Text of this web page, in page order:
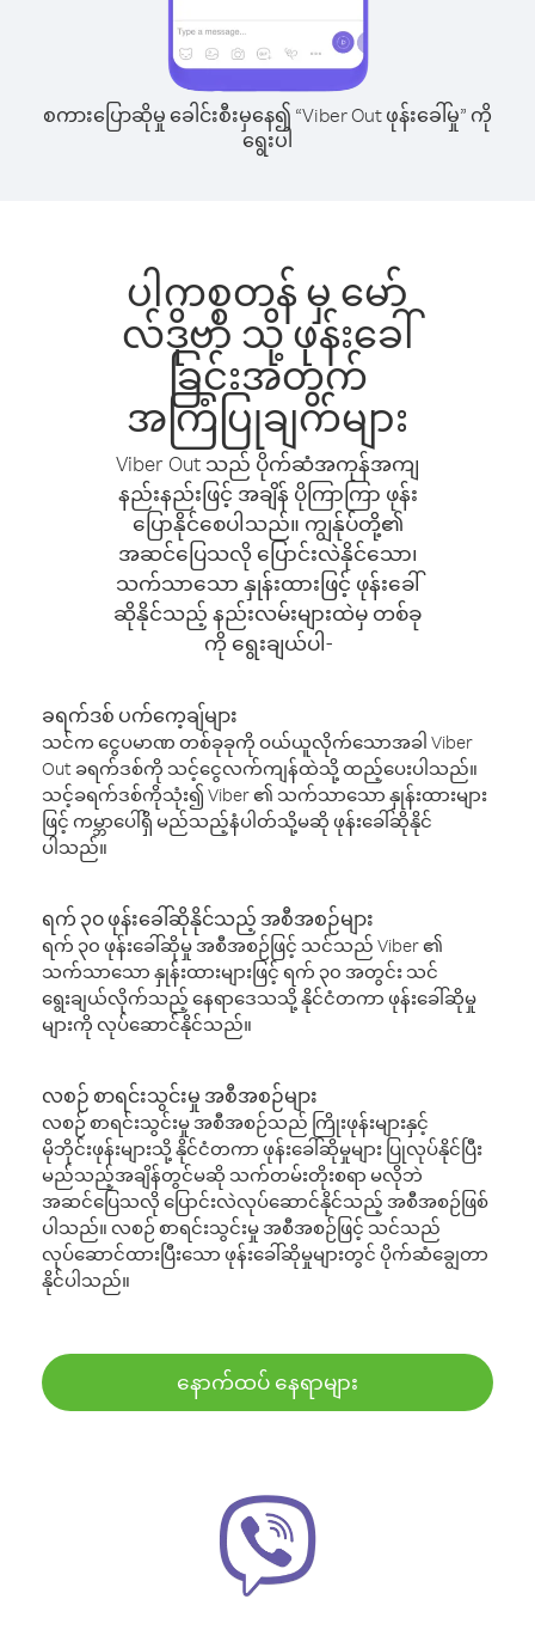
စကားပြောဆိုမှု ခေါင်းစီးမှနေ၍ “Viber Out ဖုန်းခေါ်မှု” ကို
ရွေးပါ
ပါကစ္စတန် မှ မော်
လ်ဒိုဗာ သို့ ဖုန်းခေါ်
ခြင်းအတွက်
အကြံပြုချက်များ
Viber Out သည် ပိုက်ဆံအကုန်အကျ
နည်းနည်းဖြင့် အချိန် ပိုကြာကြာ ဖုန်း
ပြောနိုင်စေပါသည်။ ကျွန်ုပ်တို့၏
အဆင်ပြေသလို ပြောင်းလဲနိုင်သော၊
သက်သာသော နှုန်းထားဖြင့် ဖုန်းခေါ်
ဆိုနိုင်သည့် နည်းလမ်းများထဲမှ တစ်ခု
ကို ရွေးချယ်ပါ-
ခရက်ဒစ် ပက်ကေ့ချ်များ
သင်က ငွေပမာဏ တစ်ခုခုကို ဝယ်ယူလိုက်သောအခါ Viber
Out ခရက်ဒစ်ကို သင့်ငွေလက်ကျန်ထဲသို့ ထည့်ပေးပါသည်။
သင့်ခရက်ဒစ်ကိုသုံး၍ Viber ၏ သက်သာသော နှုန်းထားများ
ဖြင့် ကမ္ဘာပေါ်ရှိ မည်သည့်နံပါတ်သို့မဆို ဖုန်းခေါ်ဆိုနိုင်
ပါသည်။
ရက် ၃၀ ဖုန်းခေါ်ဆိုနိုင်သည့် အစီအစဉ်များ
ရက် ၃၀ ဖုန်းခေါ်ဆိုမှု အစီအစဉ်ဖြင့် သင်သည် Viber ၏
သက်သာသော နှုန်းထားများဖြင့် ရက် ၃၀ အတွင်း သင်
ရွေးချယ်လိုက်သည့် နေရာဒေသသို့ နိုင်ငံတကာ ဖုန်းခေါ်ဆိုမှု
များကို လုပ်ဆောင်နိုင်သည်။
လစဉ် စာရင်းသွင်းမှု အစီအစဉ်များ
လစဉ် စာရင်းသွင်းမှု အစီအစဉ်သည် ကြိုးဖုန်းများနှင့်
မိုဘိုင်းဖုန်းများသို့ နိုင်ငံတကာ ဖုန်းခေါ်ဆိုမှုများ ပြုလုပ်နိုင်ပြီး
မည်သည့်အချိန်တွင်မဆို သက်တမ်းတိုးစရာ မလိုဘဲ
အဆင်ပြေသလို ပြောင်းလဲလုပ်ဆောင်နိုင်သည့် အစီအစဉ်ဖြစ်
ပါသည်။ လစဉ် စာရင်းသွင်းမှု အစီအစဉ်ဖြင့် သင်သည်
လုပ်ဆောင်ထားပြီးသော ဖုန်းခေါ်ဆိုမှုများတွင် ပိုက်ဆံချွေတာ
နိုင်ပါသည်။
နောက်ထပ် နေရာများ